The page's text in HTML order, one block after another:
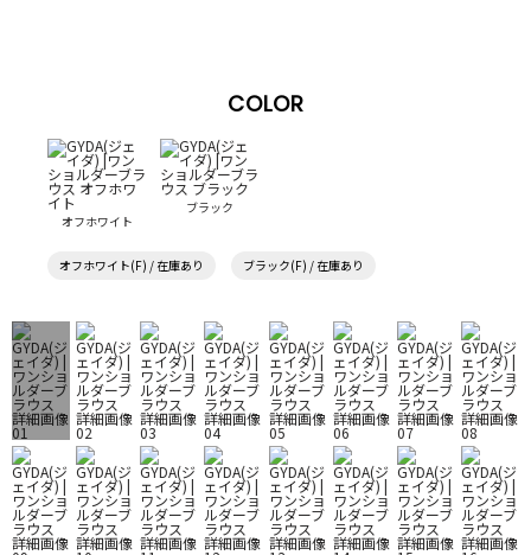
COLOR
オフホワイト
ブラック
オフホワイト(F) / 在庫あり ブラック(F) / 在庫あり